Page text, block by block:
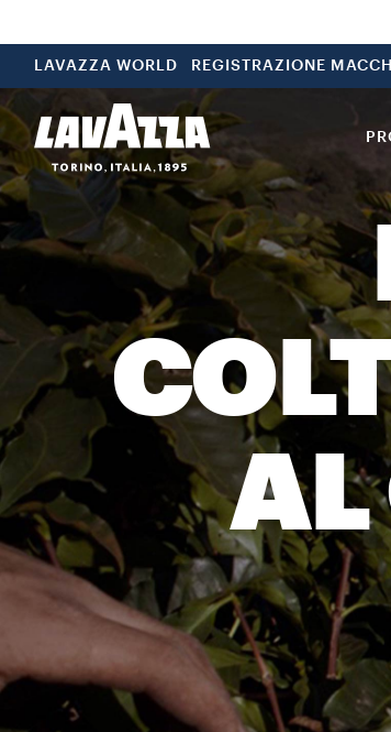
LAVAZZA WORLD REGISTRAZIONE
AL